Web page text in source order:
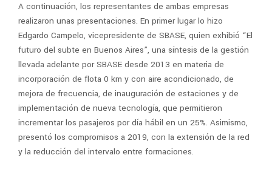
A continuación, los representantes de ambas empresas
realizaron unas presentaciones. En primer lugar lo hizo
Edgardo Campelo, vicepresidente de SBASE, quien exhibió “El
futuro del subte en Buenos Aires”, una síntesis de la gestión
llevada adelante por SBASE desde 2013 en materia de
incorporación de flota 0 km y con aire acondicionado, de
mejora de frecuencia, de inauguración de estaciones y de
implementación de nueva tecnología, que permitieron
incrementar los pasajeros por día hábil en un 25%. Asimismo,
presentó los compromisos a 2019, con la extensión de la red
y la reducción del intervalo entre formaciones.